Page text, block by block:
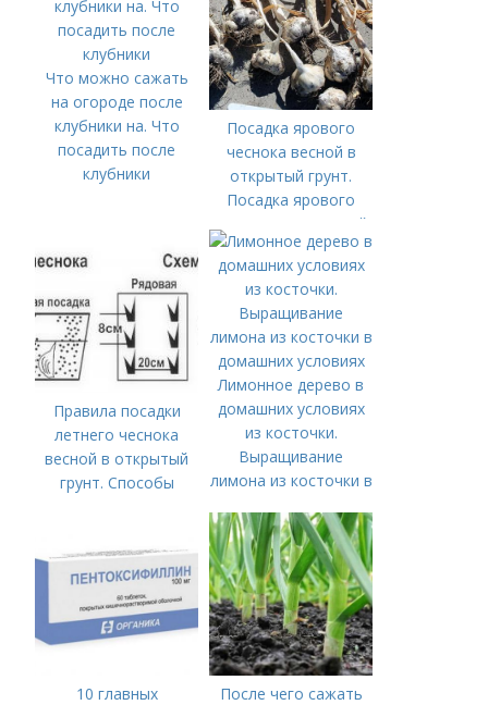
Что можно сажать
на огороде после
клубники на. Что
посадить после
клубники
Посадка ярового
чеснока весной в
открытый грунт.
Посадка ярового
чеснока в открытый
грунт
Правила посадки
летнего чеснока
весной в открытый
грунт. Способы
Лимонное дерево в
домашних условиях
из косточки.
Выращивание
лимона из косточки в
10 главных
После чего сажать